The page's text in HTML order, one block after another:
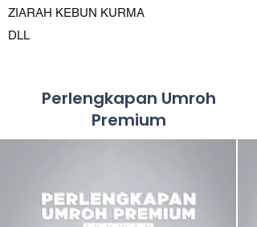
ZIARAH KEBUN KURMA
DLL
Perlengkapan Umroh
Premium